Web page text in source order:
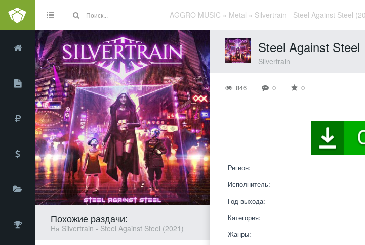
AGGRO MUSIC » Metal » Silvertrain - Steel Against Steel
Steel Against Steel
Silvertrain
846 0 0
Регион:
Исполнитель:
Год выхода:
Категория:
Жанры:
Похожие раздачи:
На Silvertrain - Steel Against Steel (2021)